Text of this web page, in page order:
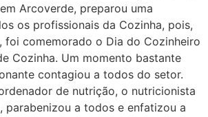
Arcoverde, preparou uma
os profissionais da Cozinha, pois,
foi comemorado o Dia do Cozinheiro
Cozinha. Um momento bastante
contagiou a todos do setor.
de nutrição, o nutricionista
parabenizou a todos e enfatizou a